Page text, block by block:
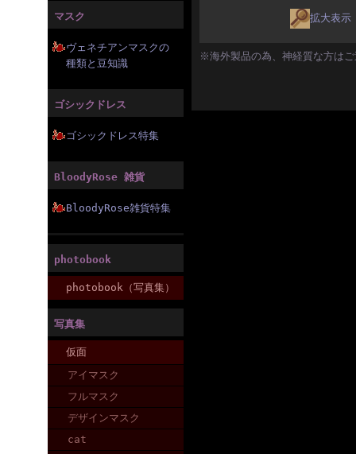
マスク
ヴェネチアンマスクの
種類と豆知識
ゴシックドレス
ゴシックドレス特集
BloodyRose 雑貨
BloodyRose雑貨特集
photobook
photobook（写真集）
写真集
仮面
アイマスク
フルマスク
デザインマスク
cat
拡大表示
※海外製品の為、神経質な方は